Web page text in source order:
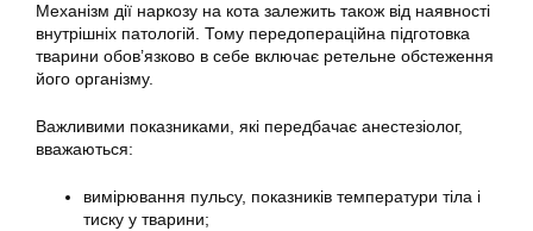
Механізм дії наркозу на кота залежить також від наявності
внутрішніх патологій. Тому передопераційна підготовка
тварини обов’язково в себе включає ретельне обстеження
його організму.
Важливими показниками, які передбачає анестезіолог,
вважаються:
вимірювання пульсу, показників температури тіла і
тиску у тварини;